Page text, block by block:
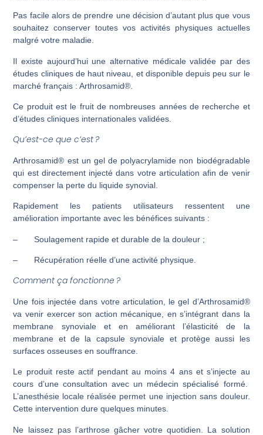
Pas facile alors de prendre une décision d’autant plus que vous
souhaitez conserver toutes vos activités physiques actuelles
malgré votre maladie.
Il existe aujourd’hui une alternative médicale validée par des
études cliniques de haut niveau, et disponible depuis peu sur le
marché français : Arthrosamid®.
Ce produit est le fruit de nombreuses années de recherche et
d’études cliniques internationales validées.
Qu’est-ce que c’est ?
Arthrosamid® est un gel de polyacrylamide non biodégradable
qui est directement injecté dans votre articulation afin de venir
compenser la perte du liquide synovial.
Rapidement les patients utilisateurs ressentent une
amélioration importante avec les bénéfices suivants :
– Soulagement rapide et durable de la douleur ;
– Récupération réelle d’une activité physique.
Comment ça fonctionne ?
Une fois injectée dans votre articulation, le gel d’Arthrosamid®
va venir exercer son action mécanique, en s’intégrant dans la
membrane synoviale et en améliorant l’élasticité de la
membrane et de la capsule synoviale et protège aussi les
surfaces osseuses en souffrance.
Le produit reste actif pendant au moins 4 ans et s’injecte au
cours d’une consultation avec un médecin spécialisé formé.
L’anesthésie locale réalisée permet une injection sans douleur.
Cette intervention dure quelques minutes.
Ne laissez pas l’arthrose gâcher votre quotidien. La solution